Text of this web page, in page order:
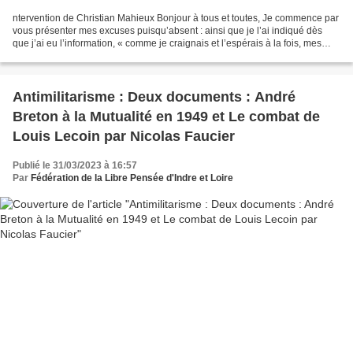
ntervention de Christian Mahieux Bonjour à tous et toutes, Je commence par
vous présenter mes excuses puisqu’absent : ainsi que je l’ai indiqué dès
que j’ai eu l’information, « comme je craignais et l’espérais à la fois, mes
Antimilitarisme : Deux documents : André
Breton à la Mutualité en 1949 et Le combat de
Louis Lecoin par Nicolas Faucier
Publié le 31/03/2023 à 16:57
Par Fédération de la Libre Pensée d'Indre et Loire